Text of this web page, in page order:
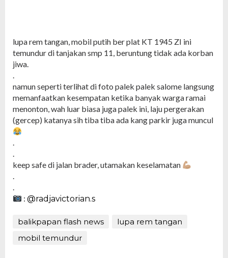
lupa rem tangan, mobil putih ber plat KT 1945 ZI ini
temundur di tanjakan smp 11, beruntung tidak ada korban
jiwa.
.
namun seperti terlihat di foto palek palek salome langsung
memanfaatkan kesempatan ketika banyak warga ramai
menonton, wah luar biasa juga palek ini, laju pergerakan
(gercep) katanya sih tiba tiba ada kang parkir juga muncul
.
.
keep safe di jalan brader, utamakan keselamatan
.
.
:@radjavictorian.s
balikpapan flash news
lupa rem tangan
mobil temundur